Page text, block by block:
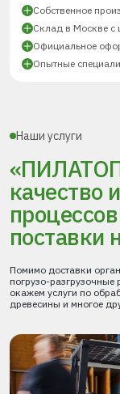
Собственное
Склад в Москве с
Официальное
Опытные
Наши услуги
качество
процессов
поставки
Помимо доставки
погрузо-разгрузочные
окажем услуги по
древесины и многое